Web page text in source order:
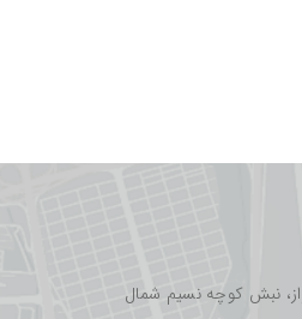
نبش کوچه نسیم شمال